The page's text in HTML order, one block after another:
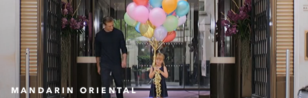
MANDARIN ORIENTAL